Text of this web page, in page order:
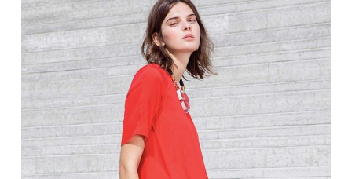
Prenumeruodami portalą,
Jūs sutinkate su
taisyklėmis